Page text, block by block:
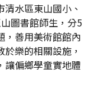
清水區東山國小、
圖書館師生，分5
，善用美術館館內
樂的相關設施，
讓偏鄉學童實地體